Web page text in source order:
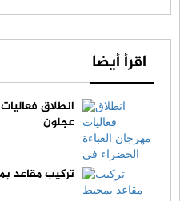
اقرأ أيضا
انطلاق
عجلون
تركيب مقاعد